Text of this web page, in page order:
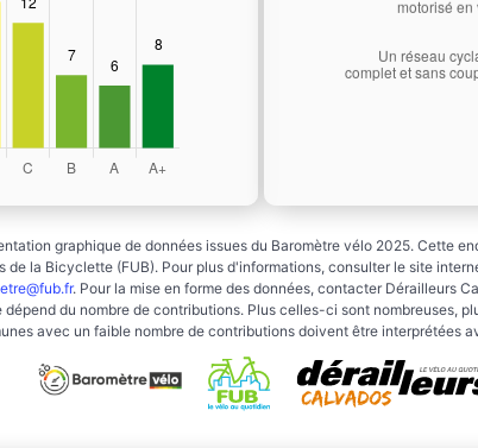
graphique de données issues du Baromètre vélo 2025. Cette
de la Bicyclette (FUB). Pour plus d'informations, consulter le site
. Pour la mise en forme des données, contacter Dérailleurs
du nombre de contributions. Plus celles-ci sont nombreuses,
avec un faible nombre de contributions doivent être interprétées